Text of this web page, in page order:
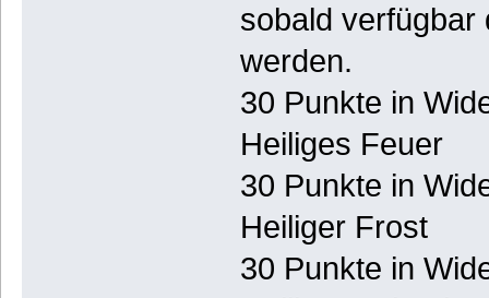
sobald verfügbar
werden.
30 Punkte in
Heiliges Feuer
30 Punkte in
Heiliger Frost
30 Punkte in